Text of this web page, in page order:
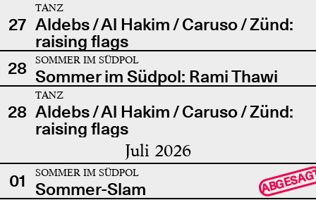
27
TANZ
Aldebs / Al Hakim / Caruso / Zünd:
raising flags
28
SOMMER IM SÜDPOL
Sommer im Südpol: Rami Thawi
28
TANZ
Aldebs / Al Hakim / Caruso / Zünd:
raising flags
Juli 2026
01 SOMMER IM SÜDPOL
Sommer-Slam